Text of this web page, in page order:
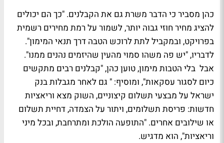
כהן מסביר כי הדבר משרת גם את הקבלנים. "כך הם יכולים
להציג מחיר חוזי גבוה יותר, לשמור על רמת מחירים רשמית
בפרויקט, ובמקביל לתת לרוכש הטבה דרך תנאי המימון".
לדבריו, "יש פה משהו סמוי מהעין שהיזמים נהנים ממנו".
אבל בלי הטבות מימון, טוען כהן, "קבלנים רבים מתקשים
כיום לסגור עסקאות", ומוסיף: " גם לאחר מגבלות בנק
ישראל על מבצעי תשלום קיצוניים, השוק מצא וריאציות
חדשות: פריסת תשלומים, ויתור על הצמדה, דחיית תשלום
או שילובים אחרים. "התופעה הולכת ומתרחבת, ובכל מיני
וריאציות", הוא מדגיש.